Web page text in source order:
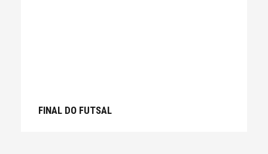
FINAL DO FUTSAL